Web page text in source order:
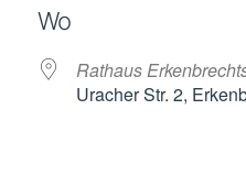
Wo
Rathaus
Uracher Str. 2,